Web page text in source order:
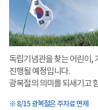
독립기념관을 찾는 어린이,
진행될 예정입니다.
광복절의 의미를 되새기고
※ 8/15 광복절은 주차료 면제